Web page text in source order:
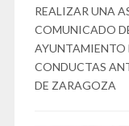
REALIZAR UNA
COMUNICADO
AYUNTAMIENTO
CONDUCTAS
DE ZARAGOZA